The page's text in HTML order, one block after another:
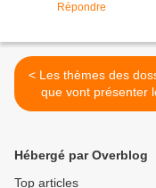
Répondre
< Les thèmes des dossiers
que vont présenter
candidates au titre de
Hébergé par Overblog
Top articles